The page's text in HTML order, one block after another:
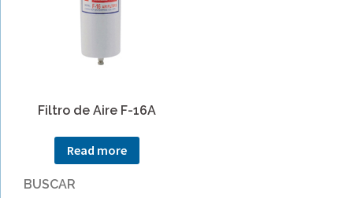
Filtro de Aire F-16A
Read more
BUSCAR